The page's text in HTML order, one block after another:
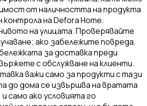
от наличността на продукта
контрола на Defora Home.
на улицата. Проверявайте
ако забележите повреда,
за доставка преди
с обслужване на клиенти.
важи само за продукти с тази
до дома се извършва на вратата
само ако условията го